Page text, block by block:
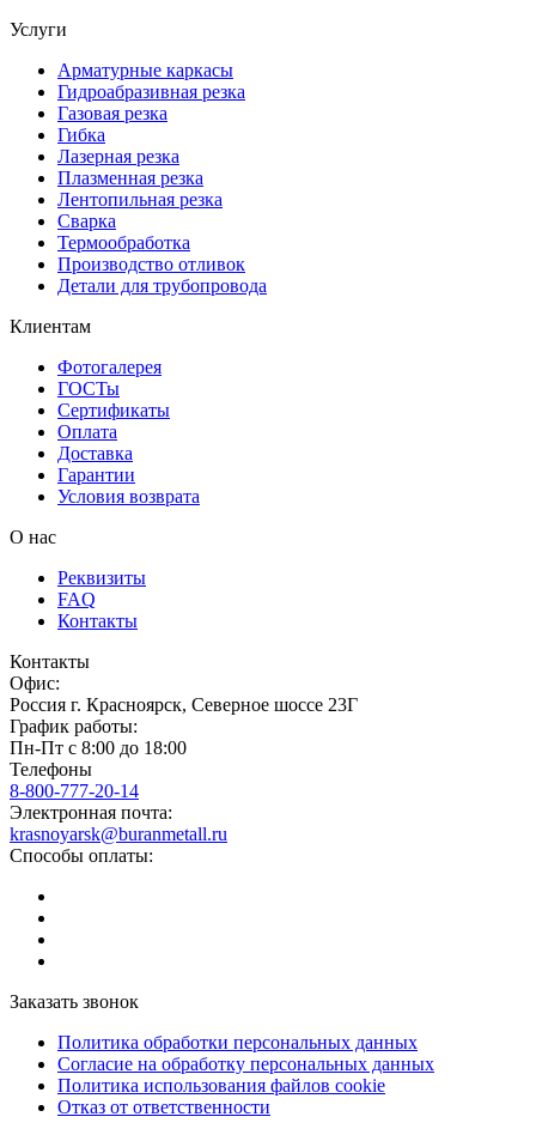
Услуги
Арматурные каркасы
Гидроабразивная резка
Газовая резка
Гибка
Лазерная резка
Плазменная резка
Лентопильная резка
Сварка
Термообработка
Производство отливок
Детали для трубопровода
Клиентам
Фотогалерея
ГОСТы
Сертификаты
Оплата
Доставка
Гарантии
Условия возврата
О нас
Реквизиты
FAQ
Контакты
Контакты
Офис:
Россия г. Красноярск, Северное шоссе 23Г
График работы:
Пн-Пт с 8:00 до 18:00
Телефоны
8-800-777-20-14
Электронная почта:
krasnoyarsk@buranmetall.ru
Способы оплаты:
Заказать звонок
Политика обработки персональных данных
Согласие на обработку персональных данных
Политика использования файлов cookie
Отказ от ответственности